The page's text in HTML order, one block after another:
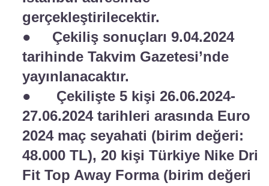
gerçekleştirilecektir.
● Çekiliş sonuçları 9.04.2024
tarihinde Takvim Gazetesi’nde
yayınlanacaktır.
● Çekilişte 5 kişi 26.06.2024-
27.06.2024 tarihleri arasında Euro
2024 maç seyahati (birim değeri:
48.000 TL), 20 kişi Türkiye Nike Dri
Fit Top Away Forma (birim değeri